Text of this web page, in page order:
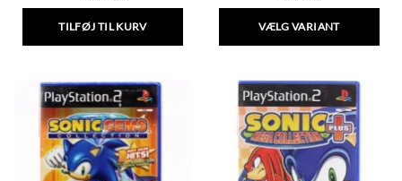
TILFØJ TIL KURV
VÆLG VARIANT
har
flere
varianter.
Mulighederne
vælges